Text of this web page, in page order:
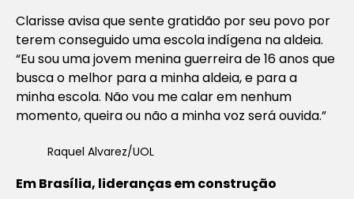
Clarisse avisa que sente gratidão por seu povo por
terem conseguido uma escola indígena na aldeia.
“Eu sou uma jovem menina guerreira de 16 anos que
busca o melhor para a minha aldeia, e para a
minha escola. Não vou me calar em nenhum
momento, queira ou não a minha voz será ouvida.”
Raquel Alvarez/UOL
Em Brasília, lideranças em construção